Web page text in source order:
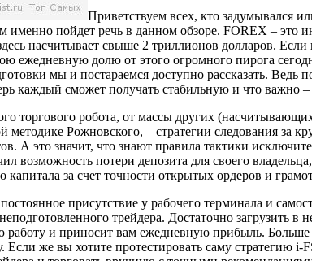
Приветствуем всех, кто задумывался
именно пойдет речь в данном обзоре. FOREX –
насчитывает свыше 2 триллионов долларов.
ежедневную долю от этого огромного пирога
мы и постараемся доступно рассказать. Ведь
каждый сможет получать стабильную и что важно
торгового робота, от массы других
методике Рожновского, – стратегии следования
А это значит, что знают правила тактики
возможность потери депозита для своего
капитала за счет точности открытых ордеров и
присутствие у рабочего терминала и
трейдера. Достаточно загрузить в
работу и приносит вам ежедневную прибыль.
Если же вы хотите протестировать саму стратегию